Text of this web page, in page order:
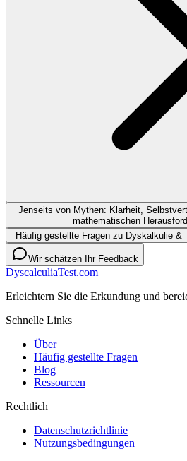
Jenseits von Mythen: Klarheit,
mathematischen
Häufig gestellte Fragen zu Dyskalkulie &
Wir schätzen Ihr Feedback
DyscalculiaTest.com
Erleichtern Sie die Erkundung und
Schnelle Links
Über
Häufig gestellte Fragen
Blog
Ressourcen
Rechtlich
Datenschutzrichtlinie
Nutzungsbedingungen